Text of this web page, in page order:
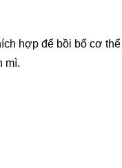
hợp để bồi bổ cơ
mì.